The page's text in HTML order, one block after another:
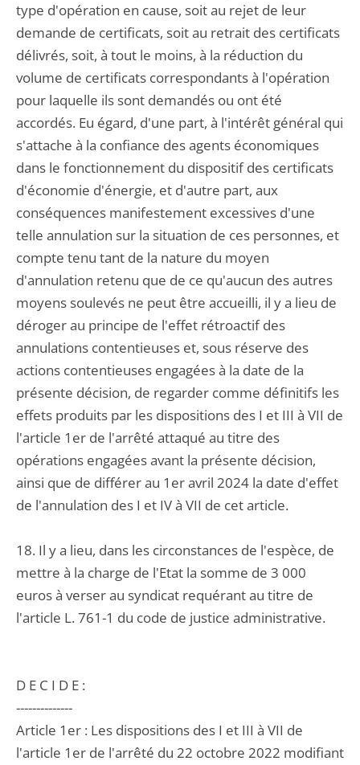
type d'opération en cause, soit au rejet de leur
demande de certificats, soit au retrait des certificats
délivrés, soit, à tout le moins, à la réduction du
volume de certificats correspondants à l'opération
pour laquelle ils sont demandés ou ont été
accordés. Eu égard, d'une part, à l'intérêt général qui
s'attache à la confiance des agents économiques
dans le fonctionnement du dispositif des certificats
d'économie d'énergie, et d'autre part, aux
conséquences manifestement excessives d'une
telle annulation sur la situation de ces personnes, et
compte tenu tant de la nature du moyen
d'annulation retenu que de ce qu'aucun des autres
moyens soulevés ne peut être accueilli, il y a lieu de
déroger au principe de l'effet rétroactif des
annulations contentieuses et, sous réserve des
actions contentieuses engagées à la date de la
présente décision, de regarder comme définitifs les
effets produits par les dispositions des I et III à VII de
l'article 1er de l'arrêté attaqué au titre des
opérations engagées avant la présente décision,
ainsi que de différer au 1er avril 2024 la date d'effet
de l'annulation des I et IV à VII de cet article.
18. Il y a lieu, dans les circonstances de l'espèce, de
mettre à la charge de l'Etat la somme de 3 000
euros à verser au syndicat requérant au titre de
l'article L. 761-1 du code de justice administrative.
D E C I D E :
--------------
Article 1er : Les dispositions des I et III à VII de
l'article 1er de l'arrêté du 22 octobre 2022 modifiant